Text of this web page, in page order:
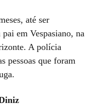
até ser
pai em Vespasiano, na
A polícia
pessoas que foram